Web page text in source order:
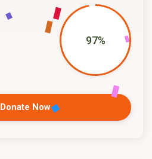
97%
Donate Now